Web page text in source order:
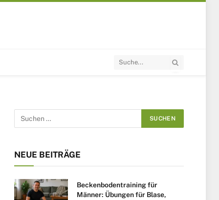
NEUE BEITRÄGE
Beckenbodentraining für
Männer: Übungen für Blase,